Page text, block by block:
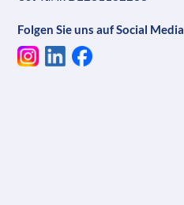
Folgen Sie uns auf Social Media